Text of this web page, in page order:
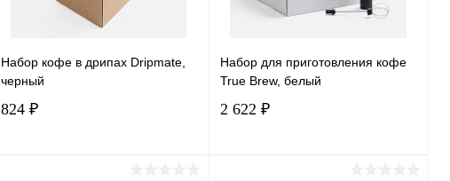
Набор кофе в дрипах Dripmate,
черный
824 ₽
Набор для приготовления кофе
True Brew, белый
2 622 ₽